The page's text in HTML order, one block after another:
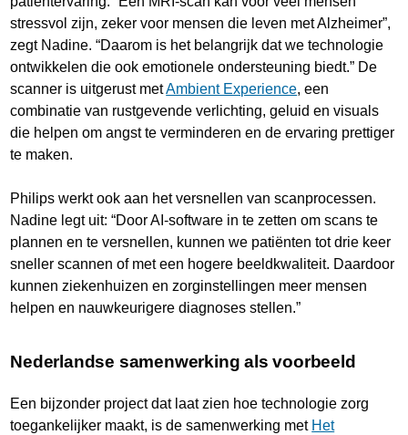
stressvol zijn, zeker voor mensen die leven met Alzheimer”,
zegt Nadine. “Daarom is het belangrijk dat we technologie
ontwikkelen die ook emotionele ondersteuning biedt.” De
scanner is uitgerust metAmbient Experience, een
combinatie van rustgevende verlichting, geluid en visuals
die helpen om angst te verminderen en de ervaring prettiger
te maken.
Philips werkt ook aan het versnellen van scanprocessen.
Nadine legt uit: “Door AI-software in te zetten om scans te
plannen en te versnellen, kunnen we patiënten tot drie keer
sneller scannen of met een hogere beeldkwaliteit. Daardoor
kunnen ziekenhuizen en zorginstellingen meer mensen
helpen en nauwkeurigere diagnoses stellen.”
Nederlandse samenwerking als voorbeeld
Een bijzonder project dat laat zien hoe technologie zorg
toegankelijker maakt, is de samenwerking met Het